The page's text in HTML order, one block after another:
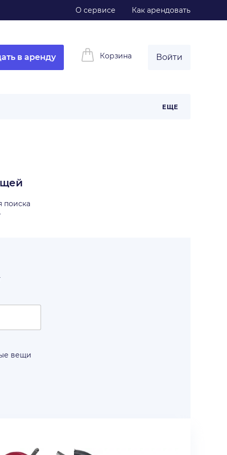
О сервисе Как арендовать
в аренду Корзина Войти
ЕЩЕ
поиска
вещи